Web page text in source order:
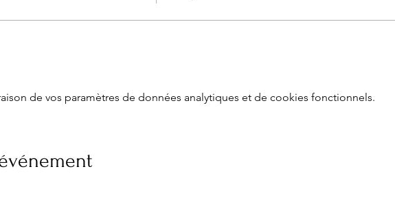
de vos paramètres de données analytiques et de cookies fonctionnels.